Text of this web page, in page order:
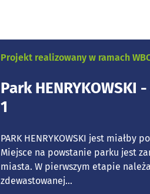
Projekt realizowany w ramach
Park
1
PARK HENRYKOWSKI jest miałby
Miejsce na powstanie parku jest
miasta. W pierwszym etapie
zdewastowanej...